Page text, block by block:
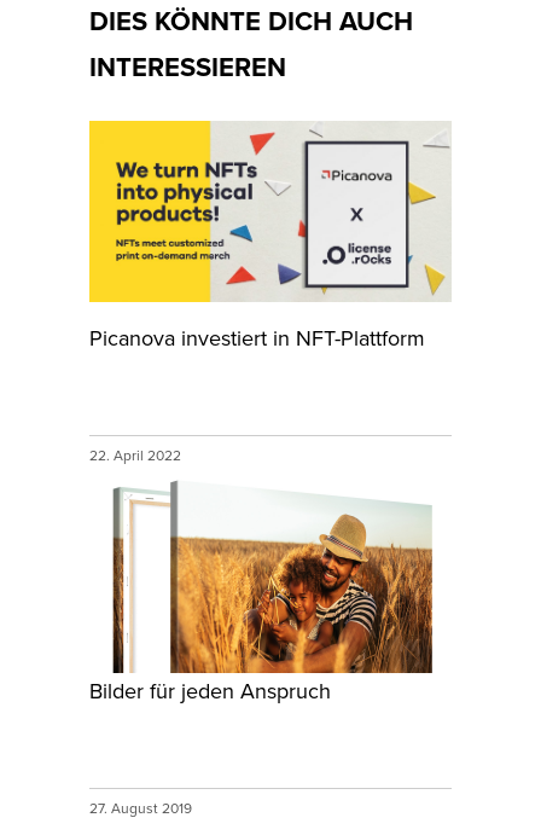
DIES KÖNNTE DICH AUCH
INTERESSIEREN
Picanova investiert in NFT-Plattform
22. April 2022
Bilder für jeden Anspruch
27. August 2019